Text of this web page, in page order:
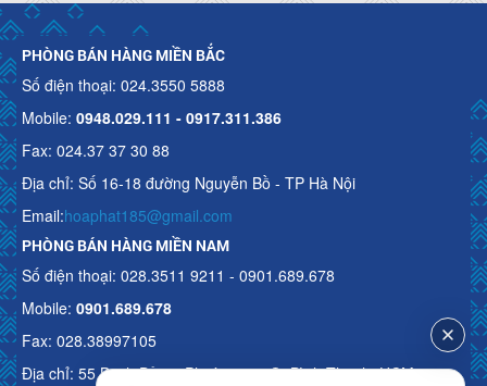
PHÒNG BÁN HÀNG MIỀN BẮC
Số điện thoại: 024.3550 5888
Mobile: 0948.029.111 - 0917.311.386
Fax: 024.37 37 30 88
Địa chỉ: Số 16-18 đường Nguyễn Bồ - TP Hà Nội
Email:hoaphat185@gmail.com
PHÒNG BÁN HÀNG MIỀN NAM
Số điện thoại: 028.3511 9211 - 0901.689.678
Mobile: 0901.689.678
Fax: 028.38997105
Địa chỉ: 55 Bạch Đằng, Phường 15, Q. Bình Thạnh, HCM